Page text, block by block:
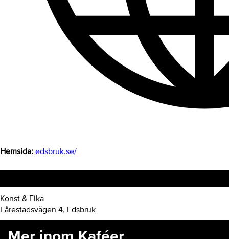
Hemsida: edsbruk.se/
Konst & Fika
Fårestadsvägen 4, Edsbruk